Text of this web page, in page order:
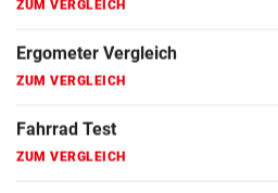
ZUM VERGLEICH
ZUM VERGLEICH